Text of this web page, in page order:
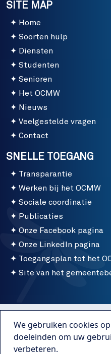
SITE MAP
Home
Soorten hulp
Diensten
Studenten
Senioren
Het OCMW
Nieuws
Veelgestelde vragen
Contact
SNELLE TOEGANG
Transparantie
Werken bij het OCMW
Sociale coordinatie
Publicaties
Onze Facebook pagina
Onze LinkedIn pagina
Toegangsplan tot het
Site van het
Menu bottom
We gebruiken cookies
doeleinden om uw
verbeteren.